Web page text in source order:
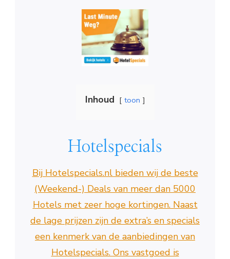
Inhoud toon
Hotelspecials
Bij Hotelspecials.nl bieden wij de beste
(Weekend-) Deals van meer dan 5000
Hotels met zeer hoge kortingen. Naast
de lage prijzen zijn de extra’s en specials
een kenmerk van de aanbiedingen van
Hotelspecials. Ons vastgoed is